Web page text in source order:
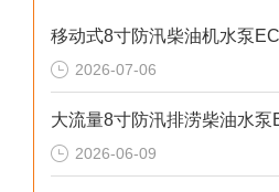
2026-07-06
2026-06-09